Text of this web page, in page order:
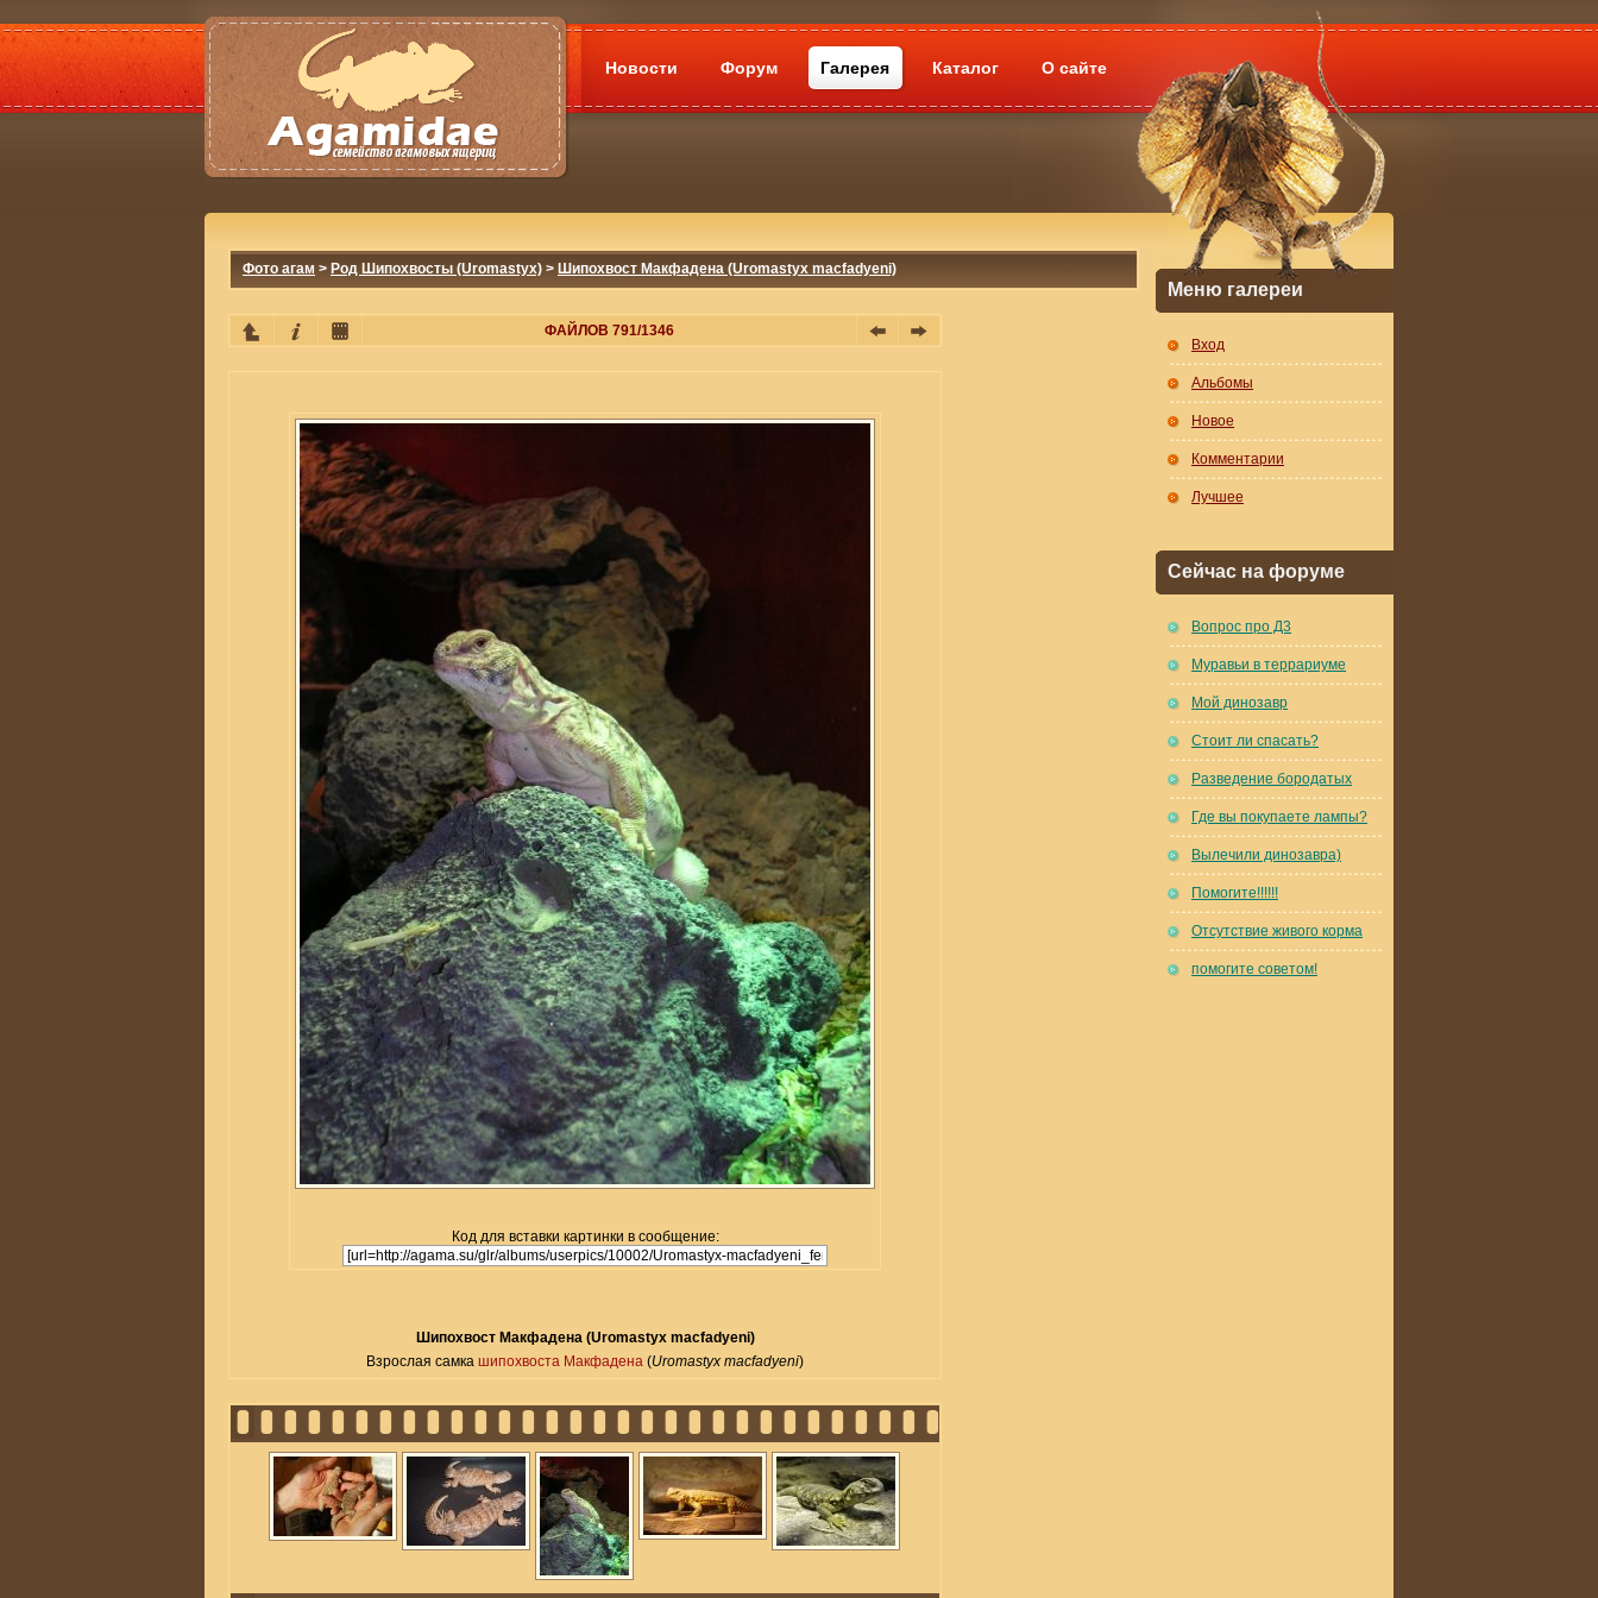
Новости Форум Галерея Каталог О сайте
Фото агам > Род Шипохвосты (Uromastyx) > Шипохвост Макфадена (Uromastyx macfadyeni)
ФАЙЛОВ 791/1346
Код для вставки картинки в сообщение:
Шипохвост Макфадена (Uromastyx macfadyeni)
Взрослая самка шипохвоста Макфадена (Uromastyx macfadyeni)
Меню галереи
Вход
Альбомы
Новое
Комментарии
Лучшее
Сейчас на форуме
Вопрос про Д3
Муравьи в террариуме
Мой динозавр
Стоит ли спасать?
Разведение бородатых
Где вы покупаете лампы?
Вылечили динозавра)
Помогите!!!!!!
Отсутствие живого корма
помогите советом!